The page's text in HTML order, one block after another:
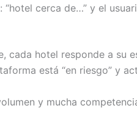
cerca de…” y el
cada hotel responde a su
está “en riesgo” y
y mucha